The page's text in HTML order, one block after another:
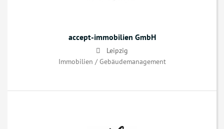
accept-immobilien GmbH
Leipzig
Immobilien / Gebäudemanagement